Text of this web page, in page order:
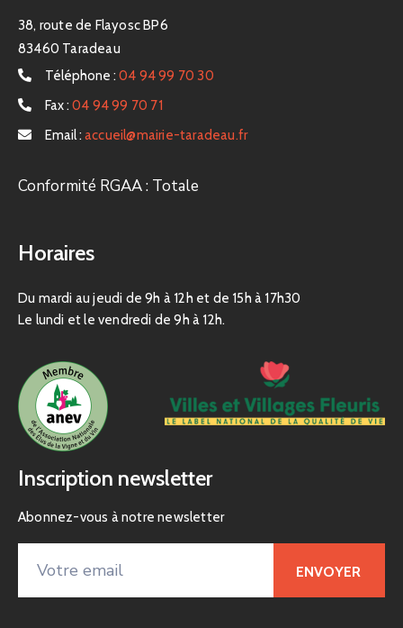
38, route de Flayosc BP6
83460 Taradeau
Téléphone : 04 94 99 70 30
Fax : 04 94 99 70 71
Email : accueil@mairie-taradeau.fr
Conformité RGAA : Totale
Horaires
Du mardi au jeudi de 9h à 12h et de 15h à 17h30
Le lundi et le vendredi de 9h à 12h.
Inscription newsletter
Abonnez-vous à notre newsletter